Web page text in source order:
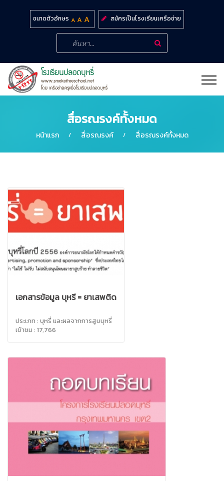
ขนาดตัวอักษร สมัครเป็นโรงเรียนเครือข่าย
สื่อรณรงค์ทั้งหมด
หน้าแรก สื่อรณรงค์ สื่อรณรงค์ทั้งหมด
เอกสารข้อมูล บุหรี่ = ยาเสพติด
ประเภท : บุหรี่ และผลจากการสูบบุหรี่
เข้าชม : 17,766